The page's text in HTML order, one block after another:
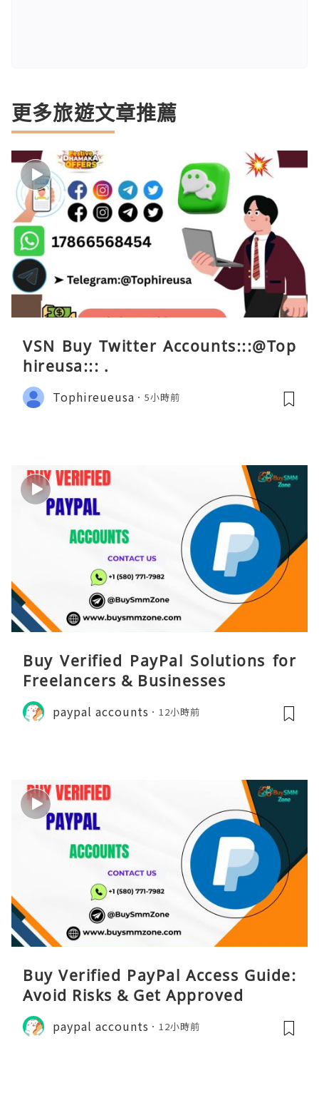
更多旅遊文章推薦
VSN Buy Twitter Accounts:::@Top
hireusa::: .
Tophireueusa 5小時前
Buy Verified PayPal Solutions for
Freelancers & Businesses
paypal accounts 12小時前
Buy Verified PayPal Access Guide:
Avoid Risks & Get Approved
paypal accounts 12小時前